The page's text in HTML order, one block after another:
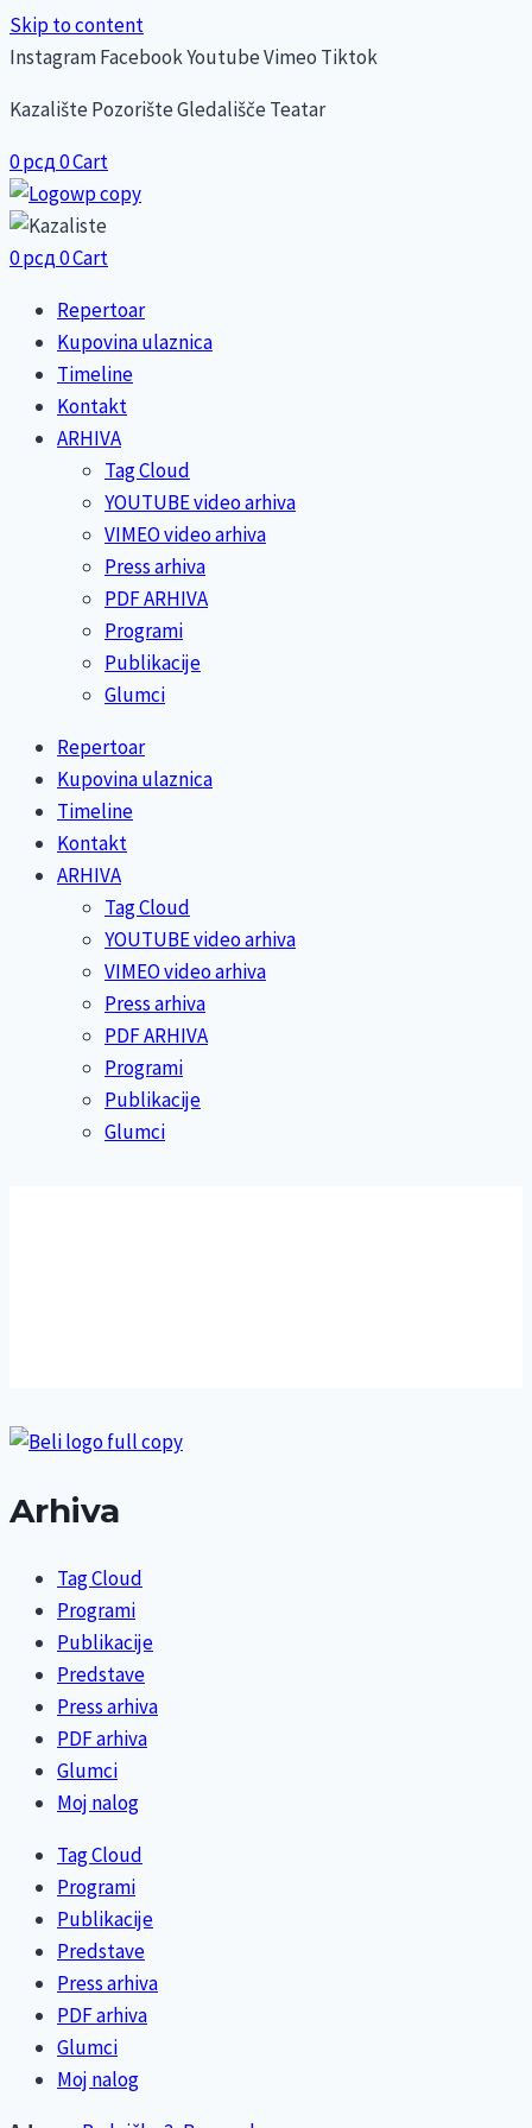
Skip to content
InstagramFacebookYoutubeVimeo Tiktok
Kazalište Pozorište Gledališče Teatar
0рсд0Cart
0рсд0Cart
Repertoar
Kupovina ulaznica
Timeline
Kontakt
ARHIVA
Tag Cloud
YOUTUBE video arhiva
VIMEO video arhiva
Press arhiva
PDF ARHIVA
Programi
Publikacije
Glumci
Repertoar
Kupovina ulaznica
Timeline
Kontakt
ARHIVA
Tag Cloud
YOUTUBE video arhiva
VIMEO video arhiva
Press arhiva
PDF ARHIVA
Programi
Publikacije
Glumci
Arhiva
Tag Cloud
Programi
Publikacije
Predstave
Press arhiva
PDF arhiva
Glumci
Moj nalog
Tag Cloud
Programi
Publikacije
Predstave
Press arhiva
PDF arhiva
Glumci
Moj nalog